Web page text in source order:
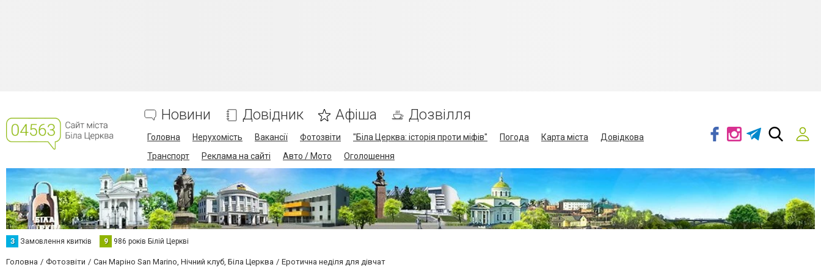
Новини Довідник Афіша Дозвілля
Головна Нерухомість Вакансії Фотозвіти "Біла Церква: історія проти міфів" Погода Карта міста
Довідкова
Транспорт
Реклама на сайті Авто / Мото Оголошення
З Замовлення квитків 9 986 років Білій Церкві
Головна Фотозвіти Сан Маріно San Marino, Нічний клуб, Біла Церква Еротична неділя для дівчат